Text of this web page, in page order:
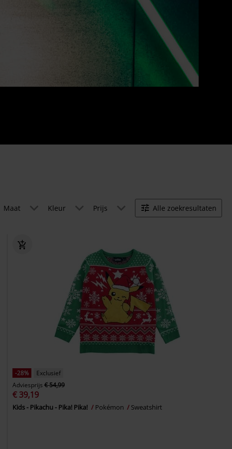
Maat Kleur Prijs Alle zoekresultaten
-28%
Exclusief
Adviesprijs € 54,99
€ 39,19
Kids - Pikachu - Pika! Pika! Pokémon Sweatshirt